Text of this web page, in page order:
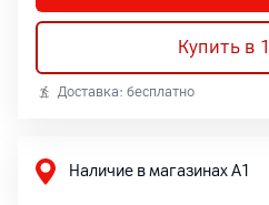
Купить в
Доставка: бесплатно
Наличие в магазинах А1